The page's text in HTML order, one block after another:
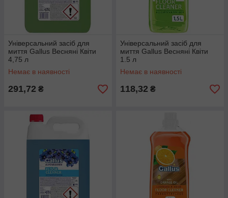
Універсальний засіб для
миття Gallus Весняні Квіти
4,75 л
Немає в наявності
291,72 ₴
Універсальний засіб для
миття Gallus Весняні Квіти
1.5 л
Немає в наявності
118,32 ₴